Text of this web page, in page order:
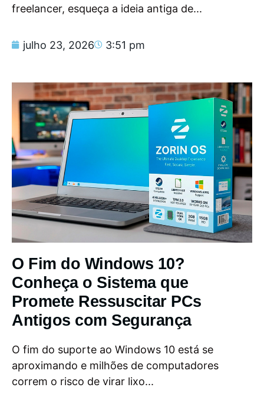
freelancer, esqueça a ideia antiga de...
julho 23, 2026 3:51 pm
O Fim do Windows 10?
Conheça o Sistema que
Promete Ressuscitar PCs
Antigos com Segurança
O fim do suporte ao Windows 10 está se
aproximando e milhões de computadores
correm o risco de virar lixo...